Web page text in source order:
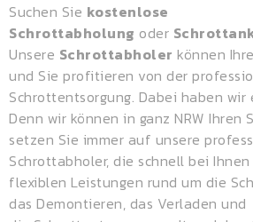
Suchen Sie kostenlose
Schrottabholung oder
Unsere Schrottabholer können
und Sie profitieren von der
Schrottentsorgung. Dabei haben wir
Denn wir können in ganz NRW Ihren
setzen Sie immer auf unsere
Schrottabholer, die schnell bei
flexiblen Leistungen rund um die
das Demontieren, das Verladen und